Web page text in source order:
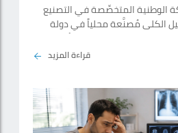
الوطنية المتخصِّصة في التصنيع
الكلى مُصنَّعة محلياً في دولة
التصنيعية "ويلفارما" في أبوظبي،
الدوائي الوطني وترسخ القدرات
المرضى المصابين بالفشل
أساسياً في جلسات.
قراءة المزيد